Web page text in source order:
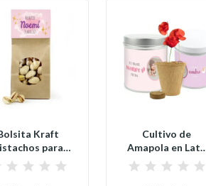
Kraft
para
Bautizo
Cultivo de
Amapola en Lata
Personalizada
para...